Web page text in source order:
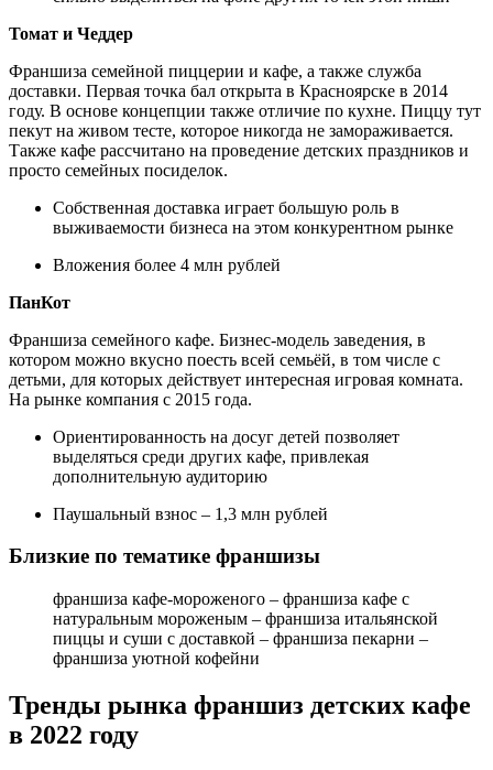
Томат и Чеддер
Франшиза семейной пиццерии и кафе, а также служба
доставки. Первая точка бал открыта в Красноярске в 2014
году. В основе концепции также отличие по кухне. Пиццу тут
пекут на живом тесте, которое никогда не замораживается.
Также кафе рассчитано на проведение детских праздников и
просто семейных посиделок.
Собственная доставка играет большую роль в
выживаемости бизнеса на этом конкурентном рынке
Вложения более 4 млн рублей
ПанКот
Франшиза семейного кафе. Бизнес-модель заведения, в
котором можно вкусно поесть всей семьёй, в том числе с
детьми, для которых действует интересная игровая комната.
На рынке компания с 2015 года.
Ориентированность на досуг детей позволяет
выделяться среди других кафе, привлекая
дополнительную аудиторию
Паушальный взнос – 1,3 млн рублей
Близкие по тематике франшизы
франшиза кафе-мороженого – франшиза кафе с
натуральным мороженым – франшиза итальянской
пиццы и суши с доставкой – франшиза пекарни –
франшиза уютной кофейни
Тренды рынка франшиз детских кафе
в 2022 году